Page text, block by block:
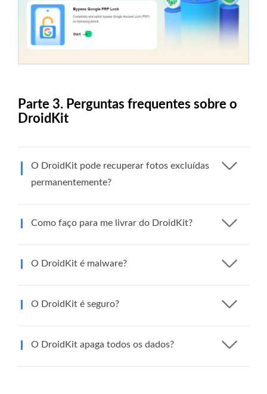
Parte 3. Perguntas frequentes sobre o
DroidKit
O DroidKit pode recuperar fotos excluídas
permanentemente?
Como faço para me livrar do DroidKit?
O DroidKit é malware?
O DroidKit é seguro?
O DroidKit apaga todos os dados?